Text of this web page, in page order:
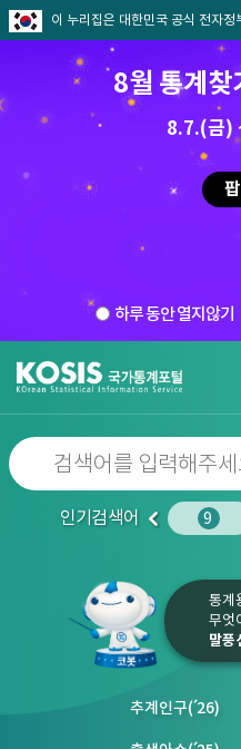
이 누리집은 대한민국 공식 전자정
8월 통계찾
8.7.(금)
하루 동안 열지않기
인기검색어
이
10 임금 9
통계
무엇
말풍
추계인구(´26)